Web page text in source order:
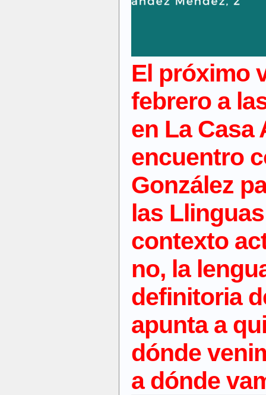
El próximo
febrero a
en La Casa
encuentro
González
las
contexto
no, la
definitoria
apunta a
dónde
a dónde